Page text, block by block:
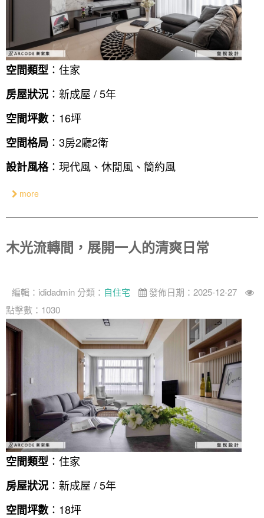
空間類型 ：住家
房屋狀況 ：新成屋 / 5年
空間坪數 ：16坪
空間格局 ：3房2廳2衛
設計風格：現代風、休閒風、簡約風
more
木光流轉間，展開一人的清爽日常
編輯： ididadmin 分類： 自住宅
發佈日期：2025-12-27
點擊數：1030
空間類型 ：住家
房屋狀況 ：新成屋 / 5年
空間坪數 ：18坪